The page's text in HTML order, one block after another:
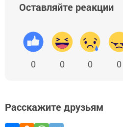
Оставляйте реакции
0 0 0 0
Расскажите друзьям